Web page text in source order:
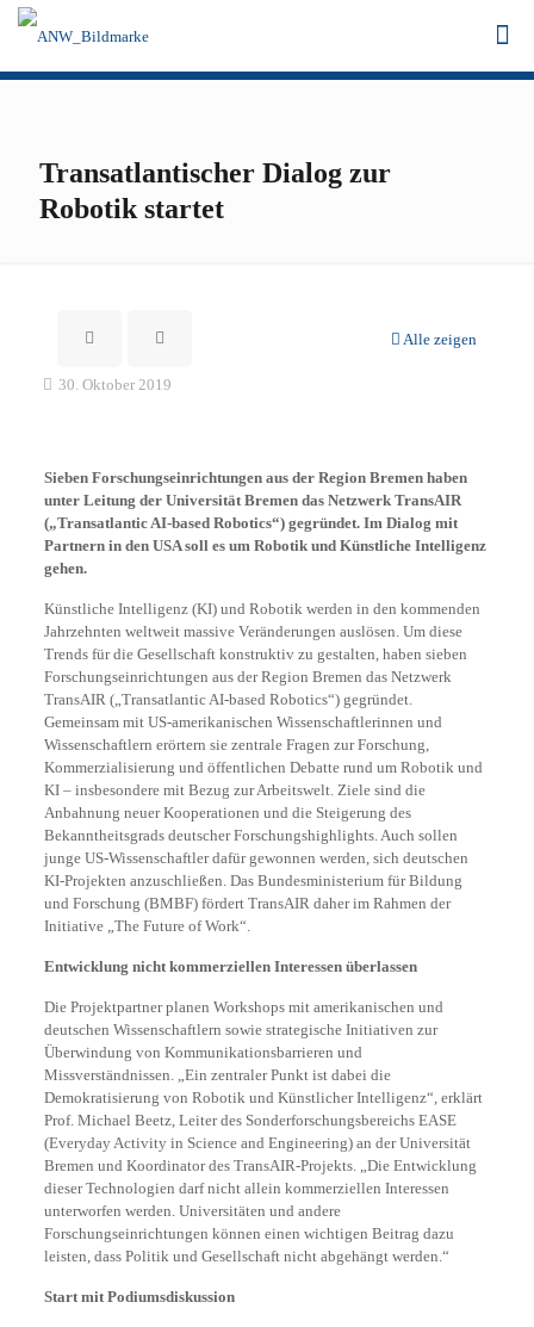
Transatlantischer Dialog zur
Robotik startet
Alle zeigen
30. Oktober 2019
Sieben Forschungseinrichtungen aus der Region Bremen haben
unter Leitung der Universität Bremen das Netzwerk TransAIR
(„Transatlantic AI-based Robotics“) gegründet. Im Dialog mit
Partnern in den USA soll es um Robotik und Künstliche Intelligenz
gehen.
Künstliche Intelligenz (KI) und Robotik werden in den kommenden
Jahrzehnten weltweit massive Veränderungen auslösen. Um diese
Trends für die Gesellschaft konstruktiv zu gestalten, haben sieben
Forschungseinrichtungen aus der Region Bremen das Netzwerk
TransAIR („Transatlantic AI-based Robotics“) gegründet.
Gemeinsam mit US-amerikanischen Wissenschaftlerinnen und
Wissenschaftlern erörtern sie zentrale Fragen zur Forschung,
Kommerzialisierung und öffentlichen Debatte rund um Robotik und
KI – insbesondere mit Bezug zur Arbeitswelt. Ziele sind die
Anbahnung neuer Kooperationen und die Steigerung des
Bekanntheitsgrads deutscher Forschungshighlights. Auch sollen
junge US-Wissenschaftler dafür gewonnen werden, sich deutschen
KI-Projekten anzuschließen. Das Bundesministerium für Bildung
und Forschung (BMBF) fördert TransAIR daher im Rahmen der
Initiative „The Future of Work“.
Entwicklung nicht kommerziellen Interessen überlassen
Die Projektpartner planen Workshops mit amerikanischen und
deutschen Wissenschaftlern sowie strategische Initiativen zur
Überwindung von Kommunikationsbarrieren und
Missverständnissen. „Ein zentraler Punkt ist dabei die
Demokratisierung von Robotik und Künstlicher Intelligenz“, erklärt
Prof. Michael Beetz, Leiter des Sonderforschungsbereichs EASE
(Everyday Activity in Science and Engineering) an der Universität
Bremen und Koordinator des TransAIR-Projekts. „Die Entwicklung
dieser Technologien darf nicht allein kommerziellen Interessen
unterworfen werden. Universitäten und andere
Forschungseinrichtungen können einen wichtigen Beitrag dazu
leisten, dass Politik und Gesellschaft nicht abgehängt werden.“
Start mit Podiumsdiskussion